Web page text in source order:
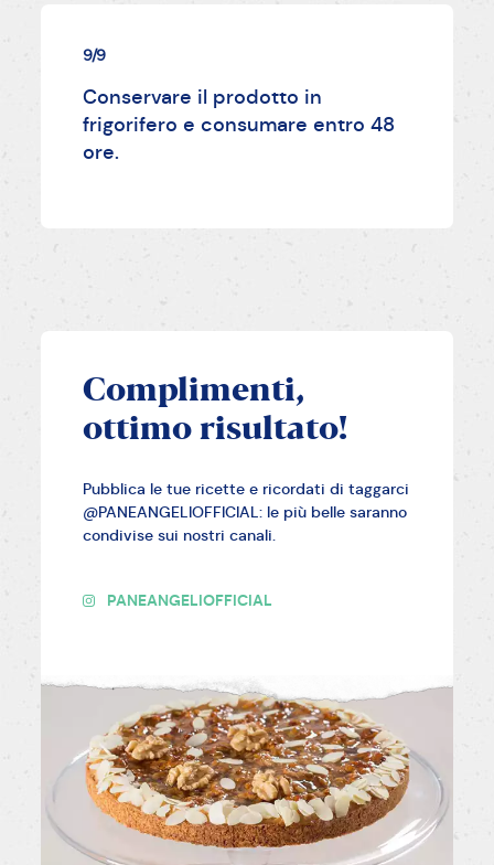
9/9
Conservare il prodotto in
frigorifero e consumare entro 48
ore.
Complimenti,
ottimo risultato!
Pubblica le tue ricette e ricordati di taggarci
@PANEANGELIOFFICIAL: le più belle saranno
condivise sui nostri canali.
PANEANGELIOFFICIAL